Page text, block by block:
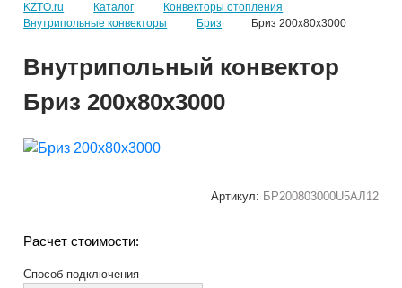
KZTO.ru Каталог
Конвекторы отопления
Внутрипольные конвекторы
Бриз Бриз 200х80х3000
Внутрипольный конвектор
Бриз 200х80х3000
Артикул: БР200803000U5АЛ12
Расчет стоимости:
Способ подключения